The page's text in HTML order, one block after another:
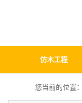
仿木工程
您当前的位置：